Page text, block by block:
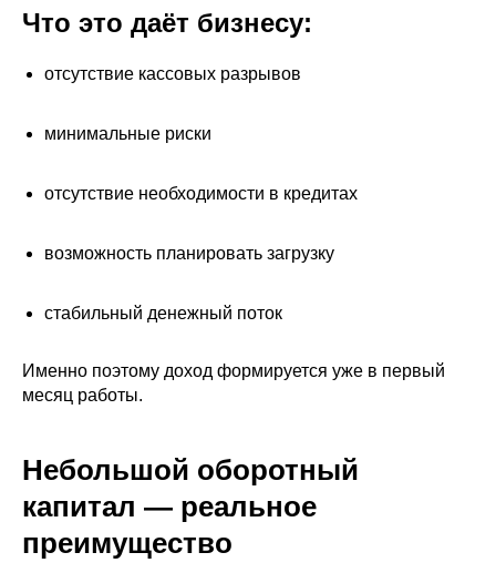
Что это даёт бизнесу:
отсутствие кассовых разрывов
минимальные риски
отсутствие необходимости в кредитах
возможность планировать загрузку
стабильный денежный поток
Именно поэтому доход формируется уже в первый
месяц работы.
Небольшой оборотный
капитал — реальное
преимущество